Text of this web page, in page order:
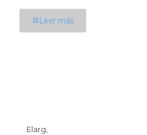
Leer más
Elarg,